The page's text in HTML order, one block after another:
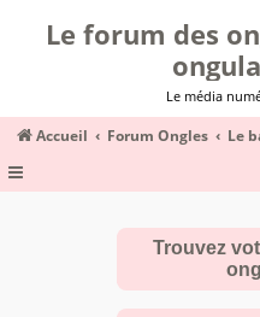
Le forum des
Le média
Accueil Forum Ongles Le
Trouvez